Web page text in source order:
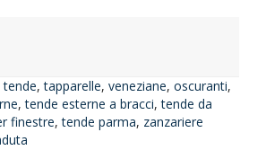
tende,tapparelle, veneziane, oscuranti,
,tende esterne a bracci,tende da
finestre,tende parma, zanzariere